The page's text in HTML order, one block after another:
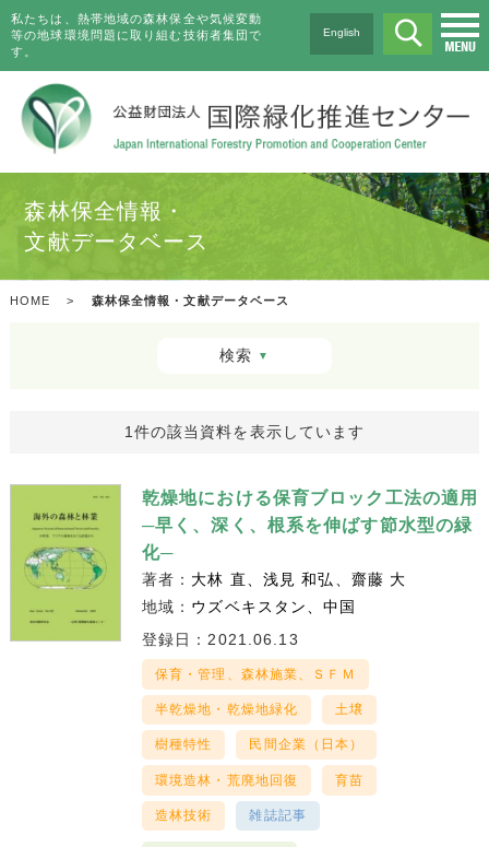
私たちは、熱帯地域の森林保全や気候変動
等の地球環境問題に取り組む技術者集団で
す。
English
森林保全情報・
文献データベース
HOME > 森林保全情報・文献データベース
検索 ▼
1件の該当資料を表示しています
乾燥地における保育ブロック工法の適用
─早く、深く、根系を伸ばす節水型の緑
化─
著者： 大林 直 浅見 和弘
齋藤 大
地域： ウズベキスタン
中国
登録日：2021.06.13
保育・管理、森林施業、ＳＦＭ
半乾燥地・乾燥地緑化 土壌
樹種特性 民間企業（日本）
環境造林・荒廃地回復 育苗
造林技術 雑誌記事